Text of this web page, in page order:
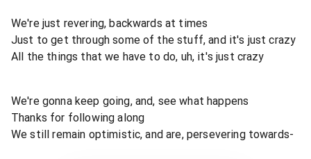
We're just revering, backwards at times
Just to get through some of the stuff, and it's just crazy
All the things that we have to do, uh, it's just crazy
We're gonna keep going, and, see what happens
Thanks for following along
We still remain optimistic, and are, persevering towards-